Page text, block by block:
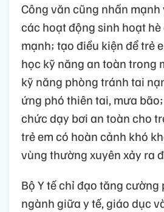
Công văn cũng nhấn
các hoạt động sinh hoạt
mạnh; tạo điều kiện để trẻ
học kỹ năng an toàn trong
kỹ năng phòng tránh tai
ứng phó thiên tai, mưa
chức dạy bơi an toàn cho
trẻ em có hoàn cảnh khó
vùng thường xuyên xảy ra
Bộ Y tế chỉ đạo tăng cường
ngành giữa y tế, giáo dục